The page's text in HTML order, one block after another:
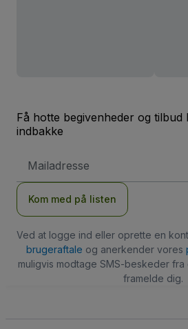
Få hotte begivenheder og tilbud
indbakke
adresse
Kom med på listen
Ved at logge ind eller oprette en
brugeraftale og anerkender vores
muligvis modtage SMS-beskeder
framelde dig.